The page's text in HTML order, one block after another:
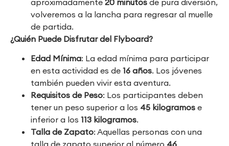
volveremos a la lancha para regresar al muelle
de partida.
¿Quién Puede Disfrutar del Flyboard?
Edad Mínima: La edad mínima para participar
en esta actividad es de 16 años. Los jóvenes
también pueden vivir esta aventura.
Requisitos de Peso: Los participantes deben
tener un peso superior a los 45 kilogramos e
inferior a los 113 kilogramos.
Talla de Zapato: Aquellas personas con una
talla de zapato superior al número 46